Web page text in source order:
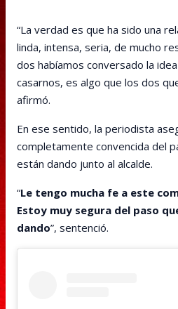
“La verdad es que ha sido una
linda, intensa, seria, de mucho
dos habíamos conversado la
casarnos, es algo que los dos
afirmó.
En ese sentido, la periodista
completamente convencida del
están dando junto al alcalde.
“Le tengo mucha fe a este
Estoy muy segura del paso
dando”, sentenció.